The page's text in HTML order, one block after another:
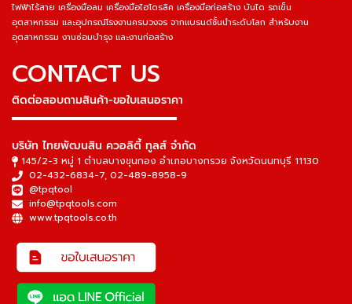
ไฟฟ้าไร้สาย เครื่องมือลม เครื่องมือไฮโดรลิค เครื่องมือก่อสร้าง บันได รถเข็น
อุตสาหกรรม และอุปกรณ์โรงงานครบวงจร จากแบรนด์ชั้นนำระดับโลก สำหรับงาน
อุตสาหกรรม งานซ่อมบำรุง และงานก่อสร้าง
CONTACT US
ติดต่อสอบถามสินค้า-ขอใบเสนอราคา
▬▬▬▬▬▬▬▬▬▬▬▬▬▬▬
บริษัท ไทยพัฒนสิน ควอลิตี้ ทูลส์ จำกัด
145/2-3 หมู่ 1 ตำบลบางขุนกอง อำเภอบางกรวย จังหวัดนนทบุรี 11130
02-432-6834-7, 02-489-8958-9
@tpqtool
info@tpqtools.com
www.tpqtools.co.th